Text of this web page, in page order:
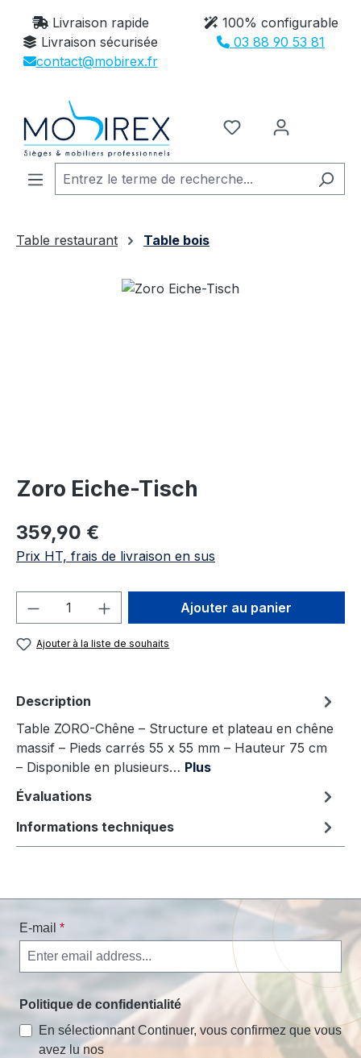
Passer au contenu principal
Livraison rapide
100% configurable
Livraison sécurisée
03 88 90 53 81
contact@mobirex.fr
Vous avez 0
Table restaurant
Table bois
Zoro Eiche-Tisch
Prix régulier :
359,90 €
Prix HT, frais de livraison en sus
Quantité de produit : Entrez la
Ajouter au panier
Ajouter à la liste de souhaits
Description
Table ZORO-Chêne – Structure et plateau en chêne
massif – Pieds carrés 55 x 55 mm – Hauteur 75 cm
– Disponible en plusieurs… Plus
Évaluations
Informations techniques
E-mail *
Politique de confidentialité
En sélectionnant Continuer, vous confirmez que vous
avez lu nos